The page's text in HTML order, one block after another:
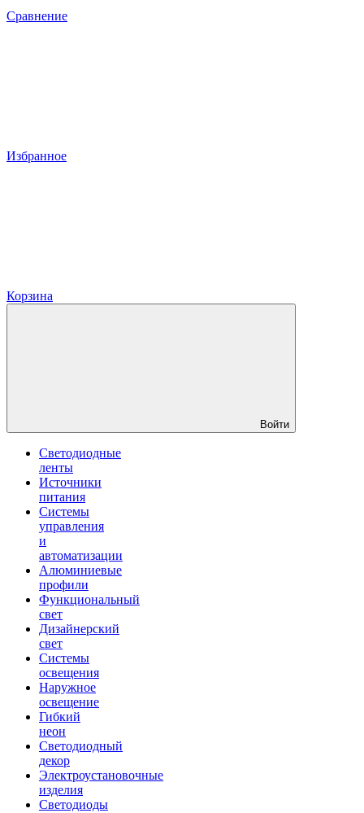
Сравнение
Избранное
Корзина
Войти
Светодиодные
ленты
Источники
питания
Системы
управления
и
автоматизации
Алюминиевые
профили
Функциональный
свет
Дизайнерский
свет
Системы
освещения
Наружное
освещение
Гибкий
неон
Светодиодный
декор
Электроустановочные
изделия
Светодиоды